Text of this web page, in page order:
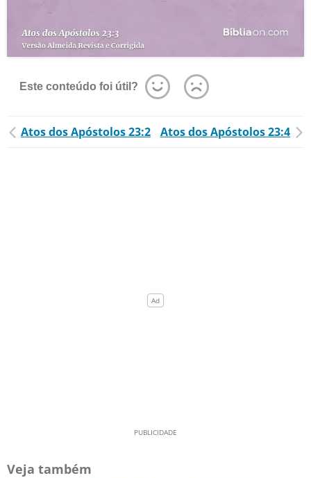
Este conteúdo foi útil?
Atos dos Apóstolos 23:2 Atos dos Apóstolos 23:4
Veja também